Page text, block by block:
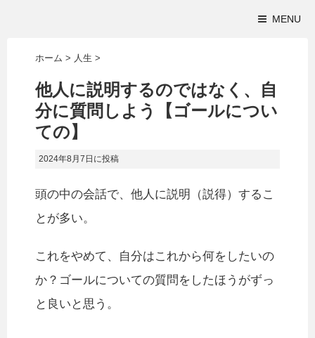
MENU
ホーム > 人生 >
他人に説明するのではなく、自
分に質問しよう【ゴールについ
ての】
2024年8月7日 に投稿
頭の中の会話で、他人に説明（説得）するこ
とが多い。
これをやめて、自分はこれから何をしたいの
か？ゴールについての質問をしたほうがずっ
と良いと思う。